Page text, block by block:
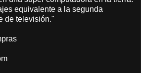
equivalente a la segunda
de televisión."